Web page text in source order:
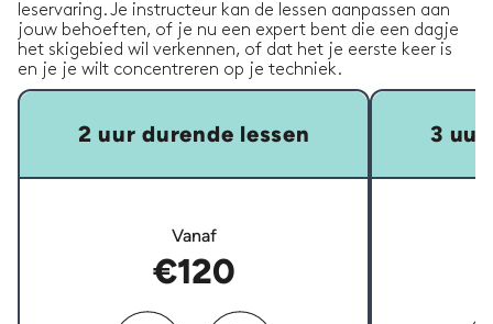
leservaring. Je instructeur kan de lessen aanpassen aan
jouw behoeften, of je nu een expert bent die een dagje
het skigebied wil verkennen, of dat het je eerste keer is
en je je wilt concentreren op je techniek.
2 uur durende lessen
Vanaf
€120
3 uur